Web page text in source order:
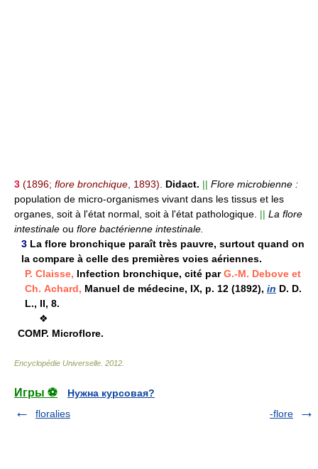
3 (1896; flore bronchique , 1893). Didact. || Flore microbienne :
population de micro-organismes vivant dans les tissus et les
organes, soit à l'état normal, soit à l'état pathologique. || La flore
intestinale ou flore bactérienne intestinale.
3 La flore bronchique paraît très pauvre, surtout quand on
la compare à celle des premières voies aériennes.
P. Claisse, Infection bronchique, cité parG.-M. Debove et
Ch. Achard, Manuel de médecine, IX, p. 12 (1892), in D. D.
L., II, 8.
❖
COMP. Microflore.
Encyclopédie Universelle 2012
Игры ⚽
Нужна курсовая?
floralies
-flore